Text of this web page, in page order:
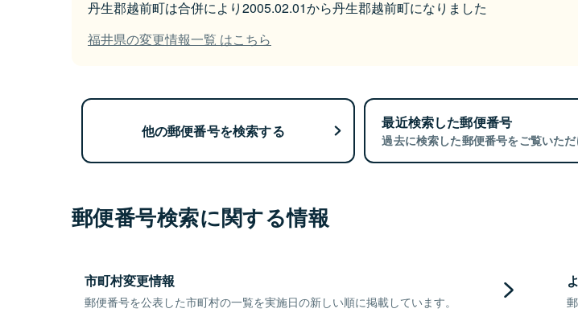
丹生郡越前町は合併により2005.02.01から丹生郡越前町になりました
福井県の変更情報一覧 はこちら
他の郵便番号を検索する 最近検索した郵便番号
過去に検索した郵便番号をご覧いただ
郵便番号検索に関する情報
市町村変更情報
郵便番号を公表した市町村の一覧を実施日の新しい順に掲載しています。